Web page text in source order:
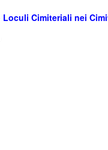
Cimiteriali nei